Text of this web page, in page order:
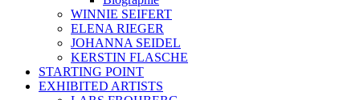
WINNIE SEIFERT
ELENA RIEGER
JOHANNA SEIDEL
KERSTIN FLASCHE
STARTING POINT
EXHIBITED ARTISTS